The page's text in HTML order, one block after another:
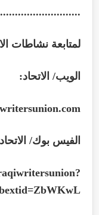
...........................
لمتابعة نشاطات
الويب/ الاتحاد:
الفيس بوك/